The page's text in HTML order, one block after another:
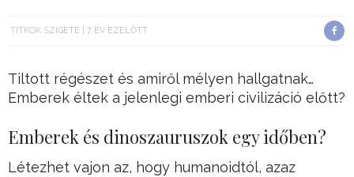
TITKOK SZIGETE 7 ÉV EZELŐTT
Tiltott régészet és amiről mélyen hallgatnak…
Emberek éltek a jelenlegi emberi civilizáció előtt?
Emberek és dinoszauruszok egy időben?
Létezhet vajon az, hogy humanoidtól, azaz